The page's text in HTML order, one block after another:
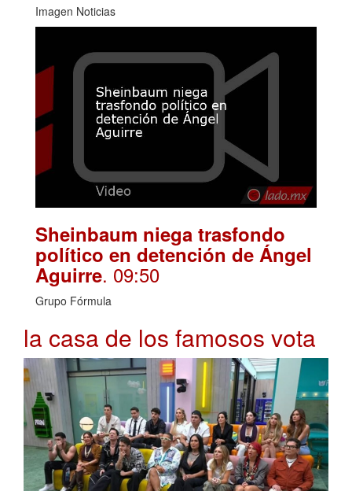
Imagen Noticias
Sheinbaum niega trasfondo
político en detención de Ángel
Aguirre. 09:50
Grupo Fórmula
la casa de los famosos vota